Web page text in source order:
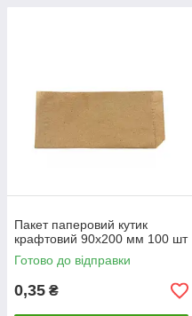
Пакет паперовий кутик
крафтовий 90х200 мм 100 шт
Готово до відправки
0,35 ₴